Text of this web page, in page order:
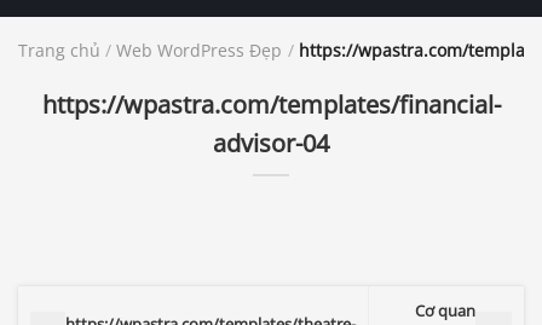
Trang chủ / Web WordPress Đẹp / https://wpastra.com/
https://wpastra.com/templates/financial-
advisor-04
Cơ quan